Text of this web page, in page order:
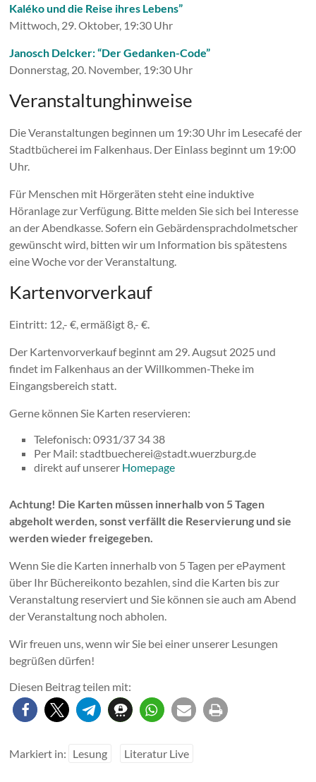
Kaléko und die Reise ihres Lebens”
Mittwoch, 29. Oktober, 19:30 Uhr
Janosch Delcker: “Der Gedanken-Code”
Donnerstag, 20. November, 19:30 Uhr
Veranstaltunghinweise
Die Veranstaltungen beginnen um 19:30 Uhr im Lesecafé der
Stadtbücherei im Falkenhaus. Der Einlass beginnt um 19:00
Uhr.
Für Menschen mit Hörgeräten steht eine induktive
Höranlage zur Verfügung. Bitte melden Sie sich bei Interesse
an der Abendkasse. Sofern ein Gebärdensprachdolmetscher
gewünscht wird, bitten wir um Information bis spätestens
eine Woche vor der Veranstaltung.
Kartenvorverkauf
Eintritt: 12,- €, ermäßigt 8,- €.
Der Kartenvorverkauf beginnt am 29. Augsut 2025 und
findet im Falkenhaus an der Willkommen-Theke im
Eingangsbereich statt.
Gerne können Sie Karten reservieren:
Telefonisch: 0931/37 34 38
Per Mail: stadtbuecherei@stadt.wuerzburg.de
direkt auf unserer Homepage
Achtung! Die Karten müssen innerhalb von 5 Tagen
abgeholt werden, sonst verfällt die Reservierung und sie
werden wieder freigegeben.
Wenn Sie die Karten innerhalb von 5 Tagen per ePayment
über Ihr Büchereikonto bezahlen, sind die Karten bis zur
Veranstaltung reserviert und Sie können sie auch am Abend
der Veranstaltung noch abholen.
Wir freuen uns, wenn wir Sie bei einer unserer Lesungen
begrüßen dürfen!
Diesen Beitrag teilen mit:
Markiert in: Lesung Literatur Live